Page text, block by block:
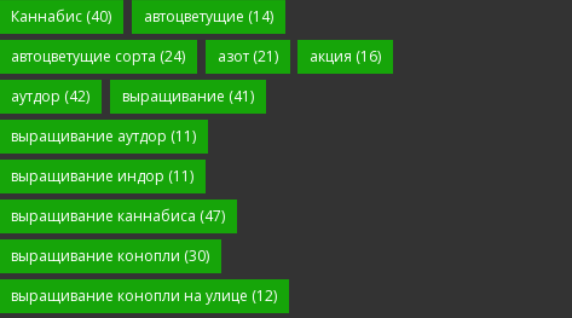
Каннабис (40) автоцветущие (14)
автоцветущие сорта (24) азот(21) акция (16)
аутдор (42) выращивание (41)
выращивание аутдор (11)
выращивание индор (11)
выращивание каннабиса (47)
выращивание конопли (30)
выращивание конопли на улице (12)